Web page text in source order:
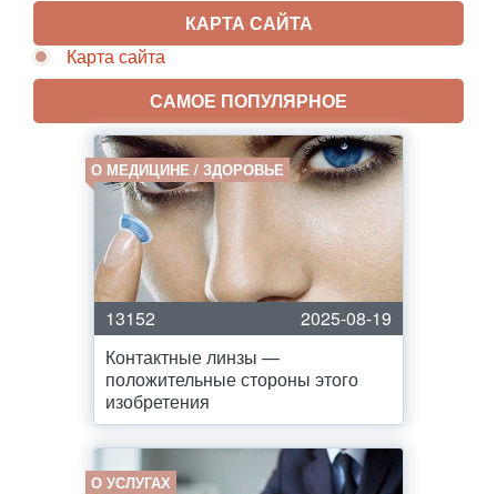
КАРТА САЙТА
Карта сайта
САМОЕ ПОПУЛЯРНОЕ
О МЕДИЦИНЕ / ЗДОРОВЬЕ
13152
2025-08-19
Контактные линзы —
положительные стороны этого
изобретения
О УСЛУГАХ